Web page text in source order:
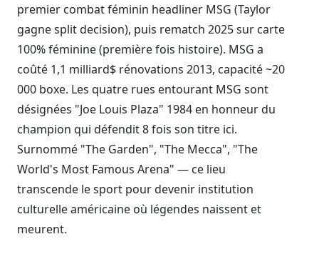
premier combat féminin headliner MSG (Taylor
gagne split decision), puis rematch 2025 sur carte
100% féminine (première fois histoire). MSG a
coûté 1,1 milliard$ rénovations 2013, capacité ~20
000 boxe. Les quatre rues entourant MSG sont
désignées "Joe Louis Plaza" 1984 en honneur du
champion qui défendit 8 fois son titre ici.
Surnommé "The Garden", "The Mecca", "The
World's Most Famous Arena" — ce lieu
transcende le sport pour devenir institution
culturelle américaine où légendes naissent et
meurent.